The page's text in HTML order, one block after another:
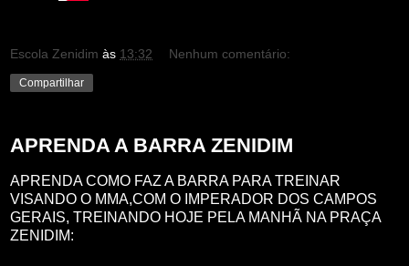
Escola Zenidim às 13:32 Nenhum comentário:
Compartilhar
APRENDA A BARRA ZENIDIM
APRENDA COMO FAZ A BARRA PARA TREINAR
VISANDO O MMA,COM O IMPERADOR DOS CAMPOS
GERAIS, TREINANDO HOJE PELA MANHÃ NA PRAÇA
ZENIDIM: